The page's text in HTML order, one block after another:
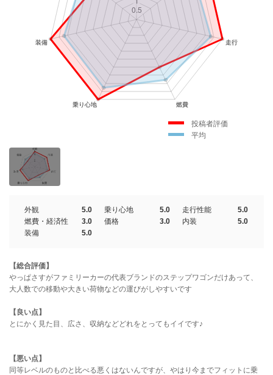
投稿者評価
平均
外観 5.0 乗り心地 5.0 走行性能
5.0
燃費・経済性
3.0 価格 3.0 内装
5.0
装備
5.0
【総合評価】
やっぱさすがファミリーカーの代表ブランドのステップワゴンだけあって、
大人数での移動や大きい荷物などの運びがしやすいです
【良い点】
とにかく見た目、広さ、収納などどれをとってもイイです♪
【悪い点】
同等レベルのものと比べる悪くはないんですが、やはり今までフィットに乗